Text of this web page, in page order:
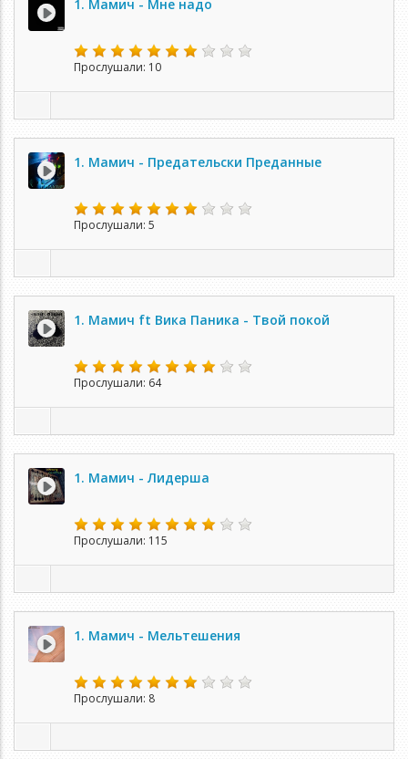
1. Мамич - Мне надо
Прослушали: 10
1. Мамич - Предательски Преданные
Прослушали: 5
1. Мамич ft Вика Паника - Твой покой
Прослушали: 64
1. Мамич - Лидерша
Прослушали: 115
1. Мамич - Мельтешения
Прослушали: 8